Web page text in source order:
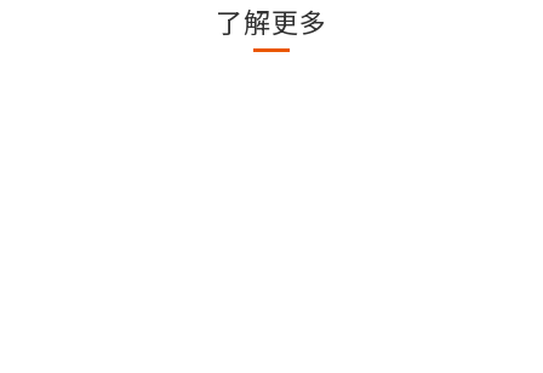
了解更多